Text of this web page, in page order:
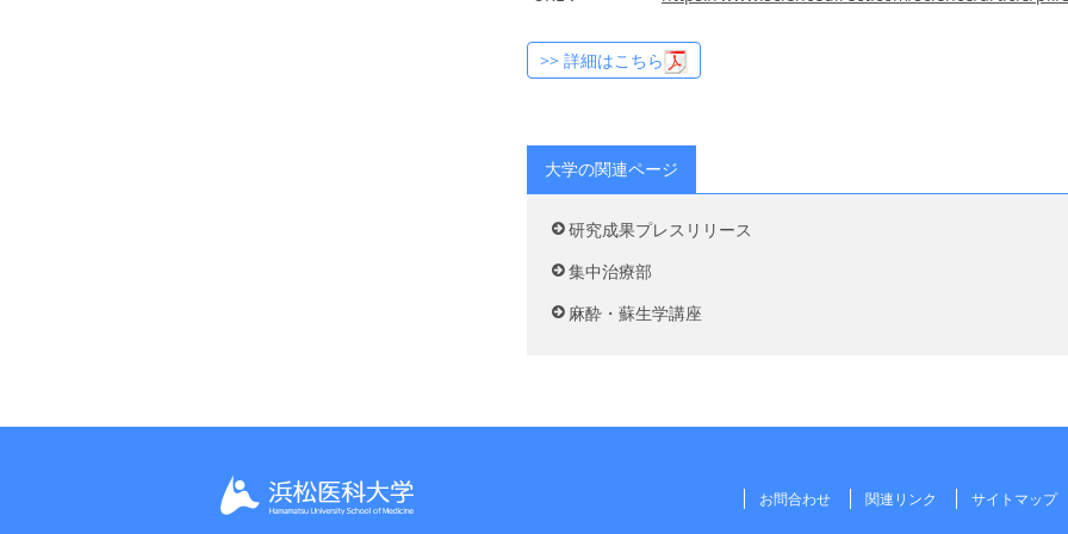
>> 詳細はこちら
大学の関連ページ
研究成果プレスリリース
集中治療部
麻酔・蘇生学講座
お問合わせ 関連リンク サイトマップ